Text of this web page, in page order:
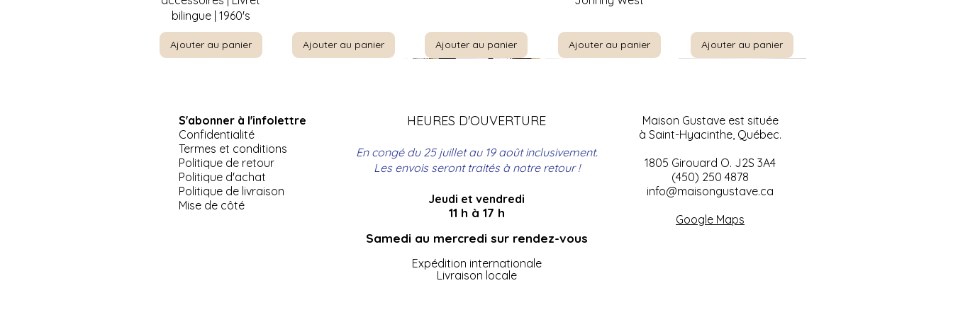
bilingue | 1960's
Ajouter au panier Ajouter au panier Ajouter au panier Ajouter au panier Ajouter au panier
Aperçu rapide
Chaudrons Sanko ware
Aperçu rapide
Lampe de plancher fini
laiton avec son abat-
jour
Ajouter au panier
et accessoires | 1960's
Albert série Val D'or
S'abonner à l'infolettre
Confidentialité
Termes et conditions
Politique de retour
Politique d'achat
Politique de livraison
Mise de côté
HEURES D'OUVERTURE
En congé du 25 juillet au 19 août inclusivement.
Les envois seront traités à notre retour !
Jeudi et vendredi
11 h à 17 h
Samedi au mercredi sur rendez-vous
Expédition internationale
Livraison locale
Maison Gustave est située
à Saint-Hyacinthe, Québec.
1805 Girouard O. J2S 3A4
(450) 250 4878
info@maisongustave.ca
Google Maps